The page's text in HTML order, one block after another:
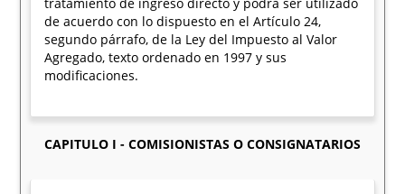
de acuerdo con lo dispuesto en el Artículo 24,
segundo párrafo, de la Ley del Impuesto al Valor
Agregado, texto ordenado en 1997 y sus
modificaciones.
CAPITULO I - COMISIONISTAS O CONSIGNATARIOS